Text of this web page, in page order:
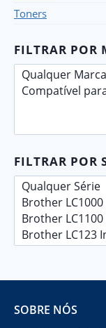
Toners
FILTRAR POR
FILTRAR POR
SOBRE NÓS